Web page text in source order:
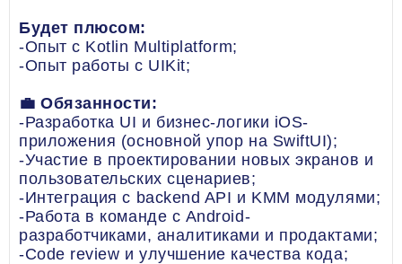
Будет плюсом:
-Опыт с Kotlin Multiplatform;
-Опыт работы с UIKit;
💼 Обязанности:
-Разработка UI и бизнес-логики iOS-
приложения (основной упор на SwiftUI);
-Участие в проектировании новых экранов и
пользовательских сценариев;
-Интеграция с backend API и KMM модулями;
-Работа в команде с Android-
разработчиками, аналитиками и продактами;
-Code review и улучшение качества кода;